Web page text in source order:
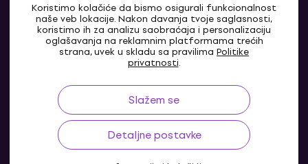
Koristimo kolačiće da bismo osigurali funkcionalnost
naše veb lokacije. Nakon davanja tvoje saglasnosti,
koristimo ih za analizu saobraćaja i personalizaciju
oglašavanja na reklamnim platformama trećih
strana, uvek u skladu sa pravilima Politike
privatnosti.
Slažem se
Detaljne postavke
BA